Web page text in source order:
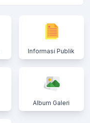
Informasi Publik
Album Galeri